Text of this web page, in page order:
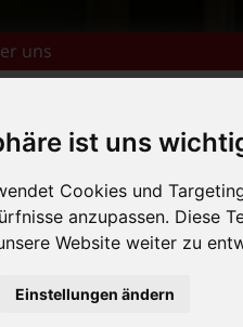
ist uns
Cookies und
anzupassen. Diese
Website weiter zu
Einstellungen ändern
uns
+++ Bamberger Biertage
+++ Blues- und